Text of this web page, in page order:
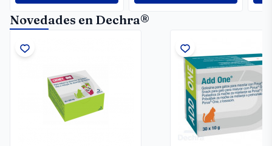
Novedades en Dechra®